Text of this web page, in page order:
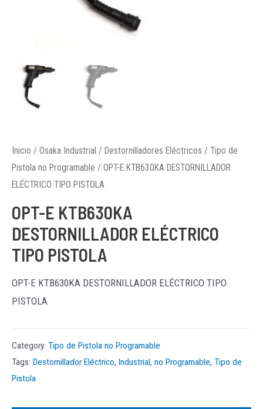
Inicio / Osaka Industrial / Destornilladores Eléctricos / Tipo de
Pistola no Programable / OPT-E KTB630KA DESTORNILLADOR
ELÉCTRICO TIPO PISTOLA
OPT-E KTB630KA
DESTORNILLADOR ELÉCTRICO
TIPO PISTOLA
OPT-E KTB630KA DESTORNILLADOR ELÉCTRICO TIPO
PISTOLA
Category: Tipo de Pistola no Programable
Tags: Destornillador Eléctrico, Industrial, no Programable, Tipo de
Pistola